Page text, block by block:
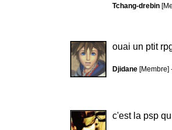
Tchang-drebin
ouai un ptit
Djidane[Membre]
c'est la psp